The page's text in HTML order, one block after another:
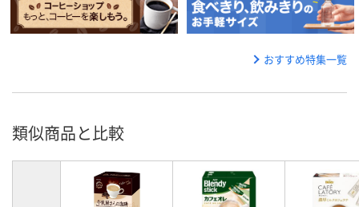
おすすめ特集一覧
類似商品と比較